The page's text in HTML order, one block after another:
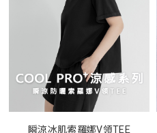
瞬涼冰肌索羅娜V領TEE